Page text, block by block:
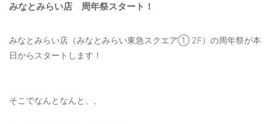
LADIES : レディース
みなとみらい店 周年祭スタート！
みなとみらい店（みなとみらい東急スクエア① 2F）の周年祭が本
日からスタートします！
そこでなんとなんと、、